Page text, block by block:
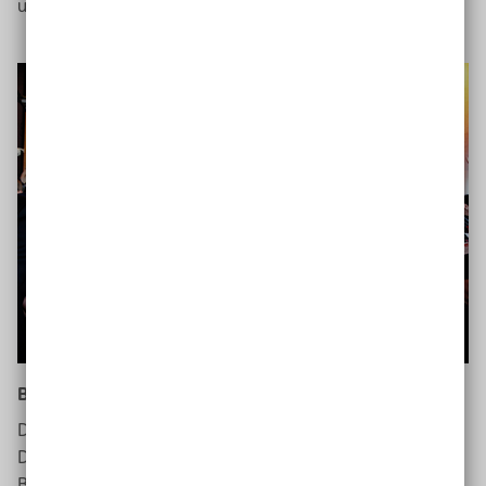
unterstützt und gefestigt werden.
Bürgerbeteiligung wird immer wichtiger
Doch es gibt auch Entwicklungen, die weniger mit der
Digitalisierung zu tun haben: So wird beispielsweise die